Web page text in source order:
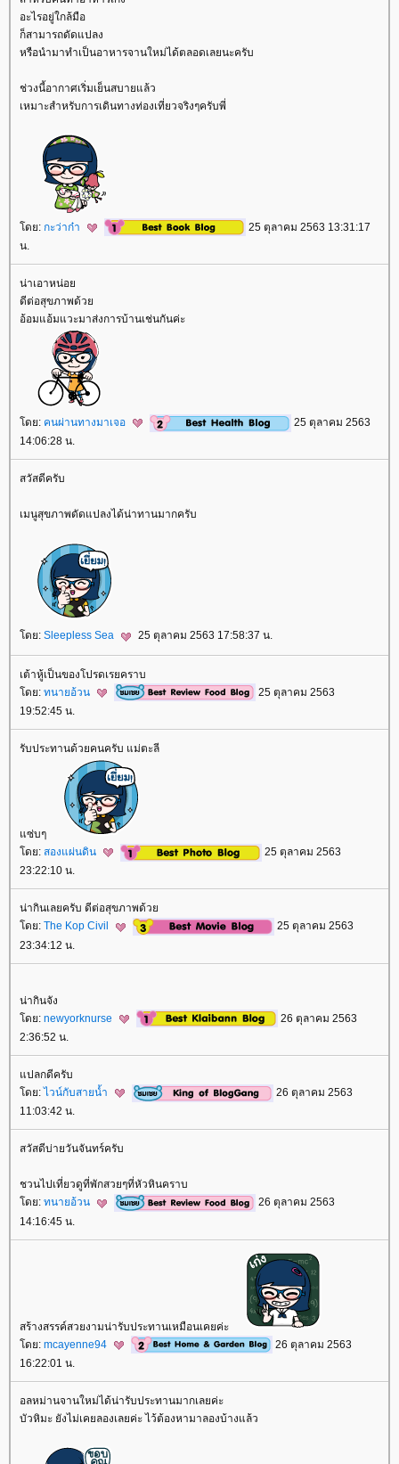
อะไรอยู่ใกล้มือ
ก็สามารถดัดแปลง
หรือนำมาทำเป็นอาหารจานใหม่ได้ตลอดเลยนะครับ
ช่วงนี้อากาศเริ่มเย็นสบายแล้ว
เหมาะสำหรับการเดินทางท่องเที่ยวจริงๆครับพี่
ดย: กะว่าก๋า
25 ตุลาคม 2563 13:31:17
น.
น่าเอาหน่อ
ดีต่อสุขภาพด้ว
อ้อมแอ้มแวะมาส่งการบ้านเช่นกันค่ะ
ดย: คนผ่านทางมาเจอ
25 ตุลาคม 2563
14:06:28 น.
สวัสดีครับ
เมนูสุขภาพดัดแปลงได้น่าทานมากครับ
ดย: Sleepless Sea 25 ตุลาคม 2563 17:58:37 น.
เต้าหู้เป็นของโปรดเรยคราบ
ดย: ทนายอ้วน
25 ตุลาคม 2563
19:52:45 น.
รับประทานด้วยคนครับ แม่ตะลี
ซ่บๆ
ดย: สองแผ่นดิน
25 ตุลาคม 2563
23:22:10 น.
น่ากินเลยครับ ดีต่อสุขภาพด้ว
ดย: The Kop Civil
25 ตุลาคม 2563
23:34:12 น.
น่ากินจัง
ดย: newyorknurse
26 ตุลาคม 2563
2:36:52 น.
ปลกดีครับ
ดย:ไวน์กับสายน้ำ
26 ตุลาคม 2563
11:03:42 น.
สวัสดีบ่ายวันจันทร์ครับ
ชวนไปเที่ยวดูที่พักสวยๆที่หัวหินคราบ
ดย: ทนายอ้วน
26 ตุลาคม 2563
14:16:45 น.
สร้างสรรค์สวยงามน่ารับประทานเหมือนเคยค่ะ
ดย: mcayenne94
26 ตุลาคม 2563
16:22:01 น.
อลหม่านจานใหม่ได้น่ารับประทานมากเลยค่ะ
บัวหิมะ ยังไม่เคยลองเลยค่ะ ไว้ต้องหามาลองบ้างแล้ว